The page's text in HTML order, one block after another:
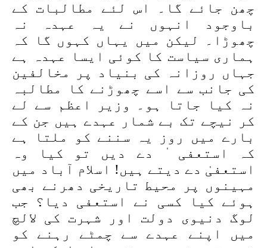
چھن جائے گا۔ اس لئے مطالبات کے
باوجود انہوں نے یہ عہدہ نہ
چھوڑا۔ لیکن میں یہاں کہوں گا کہ
ہماری سیاست کا کوئی ایسا عہدہ ہے
جہاں روزانہ کی بنیاد پر مخالفین
کی جانب سے اسے چھوڑنے کا مطالبہ
نہ کیا جاتا ہو۔ وزیر اعظم سے لے
کر نیچے تک بے شمار عہدے ہیں جن کے
بارے میں روز یہ سننے کو ملتا ہے
کہ استعفی ٰ دے دیں تو کیا وہ
استعفیٰ دے دیتے ہیں! اسلام آباد میں
مہینوں پر محیط تاریخی دھرنے بھی
ہوئے کیا کسی نے استعفی دیا؟ جب
لوگ دنیوی دولت اور شہرت کی لالچ
میں اپنے عہدے سے چمٹے رہنے کو